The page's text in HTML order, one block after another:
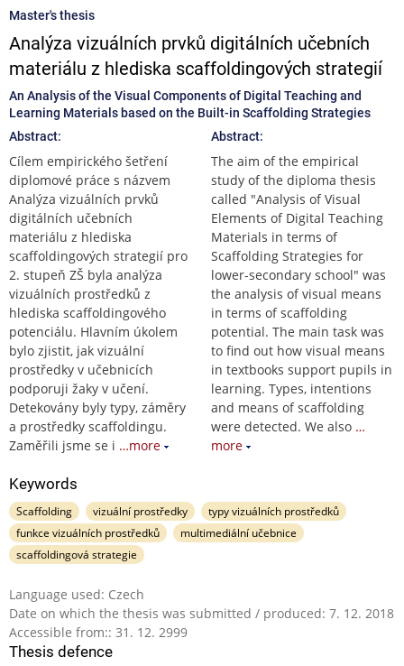
Master's thesis
Analýza vizuálních prvků digitálních učebních
materiálu z hlediska scaffoldingových strategií
An Analysis of the Visual Components of Digital Teaching and
Learning Materials based on the Built-in Scaffolding Strategies
Abstract:
Cílem empirického šetření
diplomové práce s názvem
Analýza vizuálních prvků
digitálních učebních
materiálu z hlediska
scaffoldingových strategií pro
2. stupeň ZŠ byla analýza
vizuálních prostředků z
hlediska scaffoldingového
potenciálu. Hlavním úkolem
bylo zjistit, jak vizuální
prostředky v učebnicích
podporuji žaky v učení.
Detekovány byly typy, záměry
a prostředky scaffoldingu.
Zaměřili jsme se i …more
Abstract:
The aim of the empirical
study of the diploma thesis
called "Analysis of Visual
Elements of Digital Teaching
Materials in terms of
Scaffolding Strategies for
lower-secondary school" was
the analysis of visual means
in terms of scaffolding
potential. The main task was
to find out how visual means
in textbooks support pupils in
learning. Types, intentions
and means of scaffolding
were detected. We also …
more
Keywords
Scaffolding vizuální prostředky
typy vizuálních prostředků
funkce vizuálních prostředků
multimediální učebnice
scaffoldingová strategie
Language used: Czech
Date on which the thesis was submitted / produced: 7. 12. 2018
Accessible from:: 31. 12. 2999
Thesis defence